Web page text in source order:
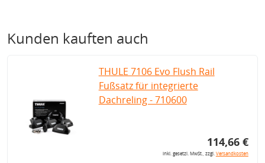
Kunden kauften auch
THULE 7106 Evo Flush Rail
Fußsatz für integrierte
Dachreling - 710600
114,66 €
inkl. gesetzl. MwSt., zzgl.Versandkosten